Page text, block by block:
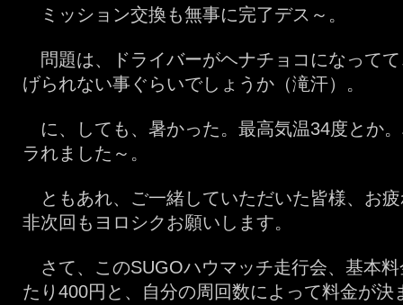
ミッション交換も無事に完了デス～。
問題は、ドライバーがヘナチョコになって
げられない事ぐらいでしょうか（滝汗）。
に、しても、暑かった。最高気温34度とか
ラれました～。
ともあれ、ご一緒していただいた皆様、お
非次回もヨロシクお願いします。
さて、このSUGOハウマッチ走行会、基本
たり400円と、自分の周回数によって料金が決